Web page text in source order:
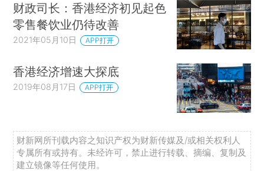
财政司长：香港经济初见起色
零售餐饮业仍待改善
2021年05月10日 APP打开
香港经济增速大探底
2019年08月17日 APP打开
财新网所刊载内容之知识产权为财新传媒及/或相关权利人
专属所有或持有。未经许可，禁止进行转载、摘编、复制及
建立镜像等任何使用。